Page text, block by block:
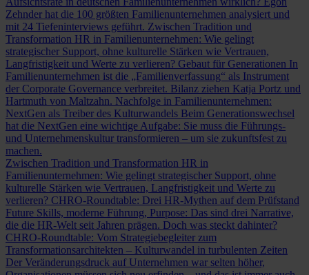
Zehnder hat die 100 größten Familienunternehmen analysiert und
mit 24 Tiefeninterviews geführt. Zwischen Tradition und
Transformation HR in Familienunternehmen: Wie gelingt
strategischer Support, ohne kulturelle Stärken wie Vertrauen,
Langfristigkeit und Werte zu verlieren? Gebaut für Generationen In
Familienunternehmen ist die „Familienverfassung“ als Instrument
der Corporate Governance verbreitet. Bilanz ziehen Katja Portz und
Hartmuth von Maltzahn. Nachfolge in Familienunternehmen:
NextGen als Treiber des Kulturwandels Beim Generationswechsel
hat die NextGen eine wichtige Aufgabe: Sie muss die Führungs-
und Unternehmenskultur transformieren – um sie zukunftsfest zu
machen.
Zwischen Tradition und Transformation HR in
Familienunternehmen: Wie gelingt strategischer Support, ohne
kulturelle Stärken wie Vertrauen, Langfristigkeit und Werte zu
verlieren? CHRO-Roundtable: Drei HR-Mythen auf dem Prüfstand
Future Skills, moderne Führung, Purpose: Das sind drei Narrative,
die die HR-Welt seit Jahren prägen. Doch was steckt dahinter?
CHRO-Roundtable: Vom Strategiebegleiter zum
Transformationsarchitekten – Kulturwandel in turbulenten Zeiten
Der Veränderungsdruck auf Unternehmen war selten höher,